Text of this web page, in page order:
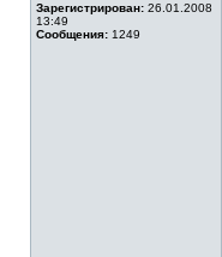
Зарегистрирован: 26.01.2008
13:49
Сообщения: 1249